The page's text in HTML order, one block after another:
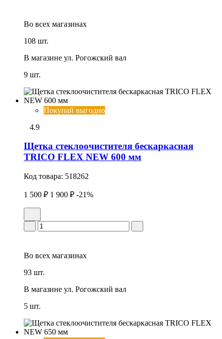
Во всех магазинах
108 шт.
В магазине ул. Рогожский вал
9 шт.
Покупай выгодно
4.9
Щетка стеклоочистителя бескаркасная
TRICO FLEX NEW 600 мм
Код товара: 518262
1 500 ₽ 1 900 ₽ -21%
Во всех магазинах
93 шт.
В магазине ул. Рогожский вал
5 шт.